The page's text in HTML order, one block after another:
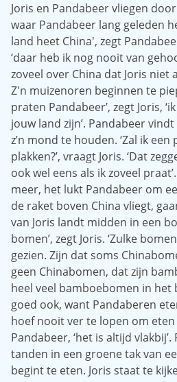
Joris en Pandabeer vliegen
waar Pandabeer lang geleden
land heet China', zegt
‘daar heb ik nog nooit van
zoveel over China dat Joris niet
Z'n muizenoren beginnen te
praten Pandabeer’, zegt Joris,
jouw land zijn’. Pandabeer
z’n mond te houden. ‘Zal ik
plakken?’, vraagt Joris. ‘Dat
ook wel eens als ik zoveel
meer, het lukt Pandabeer om
de raket boven China vliegt,
van Joris landt midden in een
bomen’, zegt Joris. ‘Zulke
gezien. Zijn dat soms
geen Chinabomen, dat zijn
heel veel bamboebomen in het
goed ook, want Pandaberen
hoef nooit ver te lopen om eten
Pandabeer, ‘het is altijd vlakbij’.
tanden in een groene tak van
begint te eten. Joris staat te